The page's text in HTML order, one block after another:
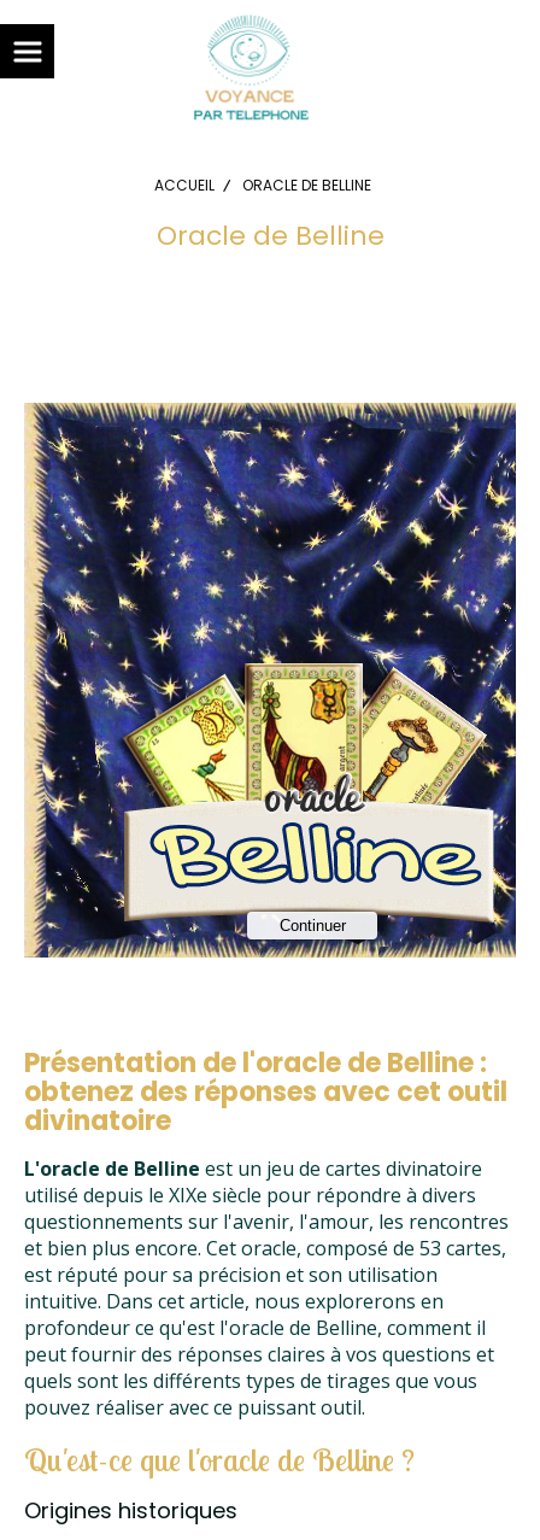
ACCUEIL ORACLE DE BELLINE
Oracle de Belline
Présentation de l'oracle de Belline :
obtenez des réponses avec cet outil
divinatoire
L'oracle de Belline est un jeu de cartes divinatoire
utilisé depuis le XIXe siècle pour répondre à divers
questionnements sur l'avenir, l'amour, les rencontres
et bien plus encore. Cet oracle, composé de 53 cartes,
est réputé pour sa précision et son utilisation
intuitive. Dans cet article, nous explorerons en
profondeur ce qu'est l'oracle de Belline, comment il
peut fournir des réponses claires à vos questions et
quels sont les différents types de tirages que vous
pouvez réaliser avec ce puissant outil.
Qu'est-ce que l'oracle de Belline ?
Origines historiques